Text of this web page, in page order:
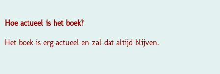
Hoe actueel is het boek?
Het boek is erg actueel en zal dat altijd blijven.